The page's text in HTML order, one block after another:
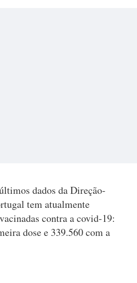
dados da Direção-
tem atualmente
contra a covid-19:
dose e 339.560 com a